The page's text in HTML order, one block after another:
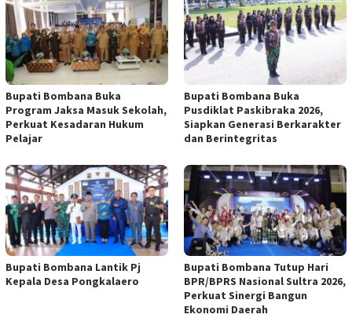
Bupati Bombana Buka
Program Jaksa Masuk Sekolah,
Perkuat Kesadaran Hukum
Pelajar
Bupati Bombana Buka
Pusdiklat Paskibraka 2026,
Siapkan Generasi Berkarakter
dan Berintegritas
Bupati Bombana Lantik Pj
Kepala Desa Pongkalaero
Bupati Bombana Tutup Hari
BPR/BPRS Nasional Sultra 2026,
Perkuat Sinergi Bangun
Ekonomi Daerah